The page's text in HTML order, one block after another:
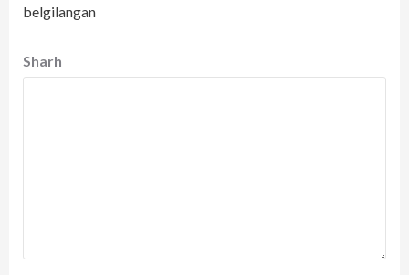
belgilangan
Sharh